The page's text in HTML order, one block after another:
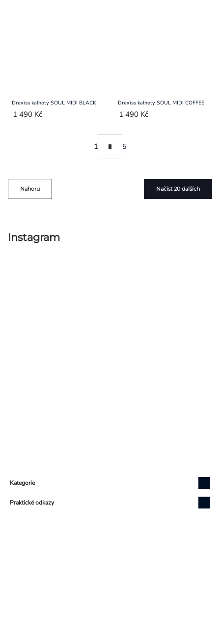
Drexiss kalhoty SOUL MIDI BLACK
1 490 Kč
Drexiss kalhoty SOUL MIDI COFFEE
1 490 Kč
Načíst 20 dalších
1 5
Nahoru
Instagram
kategorie
Kategorie
kategorie
Praktické odkazy